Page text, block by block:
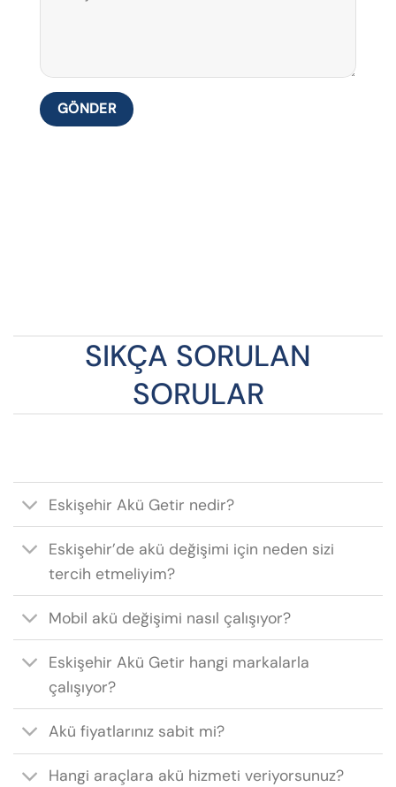
SIKÇA SORULAN
SORULAR
Eskişehir Akü Getir nedir?
Eskişehir’de akü değişimi için neden sizi
tercih etmeliyim?
Mobil akü değişimi nasıl çalışıyor?
Eskişehir Akü Getir hangi markalarla
çalışıyor?
Akü fiyatlarınız sabit mi?
Hangi araçlara akü hizmeti veriyorsunuz?